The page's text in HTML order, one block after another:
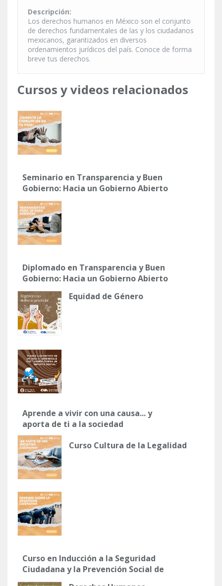
Descripción:
Los derechos humanos en México son el conjunto
de derechos fundamentales de las y los ciudadanos
mexicanos, garantizados en diversos
ordenamientos jurídicos del país. Conoce de forma
breve tus derechos.
Cursos y videos relacionados
Seminario en Transparencia y Buen
Gobierno: Hacia un Gobierno Abierto
y Participativo
Diplomado en Transparencia y Buen
Gobierno: Hacia un Gobierno Abierto
y Participativo
Equidad de Género
Aprende a vivir con una causa... y
aporta de ti a la sociedad
Curso Cultura de la Legalidad
Curso en Inducción a la Seguridad
Ciudadana y la Prevención Social de
la Violencia y la Delincuencia